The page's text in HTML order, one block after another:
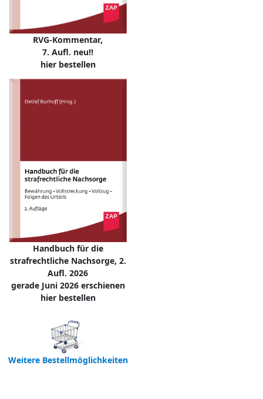
RVG-Kommentar,
7. Aufl. neu!!
hier bestellen
Handbuch für die
strafrechtliche Nachsorge, 2.
Aufl. 2026
gerade Juni 2026 erschienen
hier bestellen
Weitere Bestellmöglichkeiten